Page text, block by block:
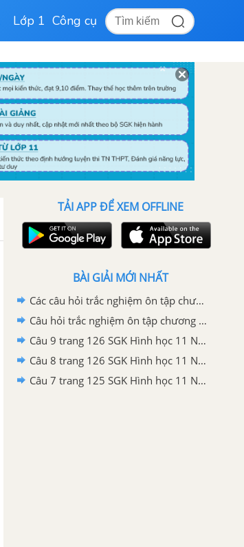
Lớp 1 Công cụ
TẢI APP ĐỂ XEM OFFLINE
BÀI GIẢI MỚI NHẤT
Các câu hỏi trắc nghiệm ôn tập chương III trang 122 SGK Hình học 11 Nâng cao
Câu hỏi trắc nghiệm ôn tập chương II trang 78 SGK Hình học 11 Nâng cao
Câu 9 trang 126 SGK Hình học 11 Nâng cao
Câu 8 trang 126 SGK Hình học 11 Nâng cao
Câu 7 trang 125 SGK Hình học 11 Nâng cao